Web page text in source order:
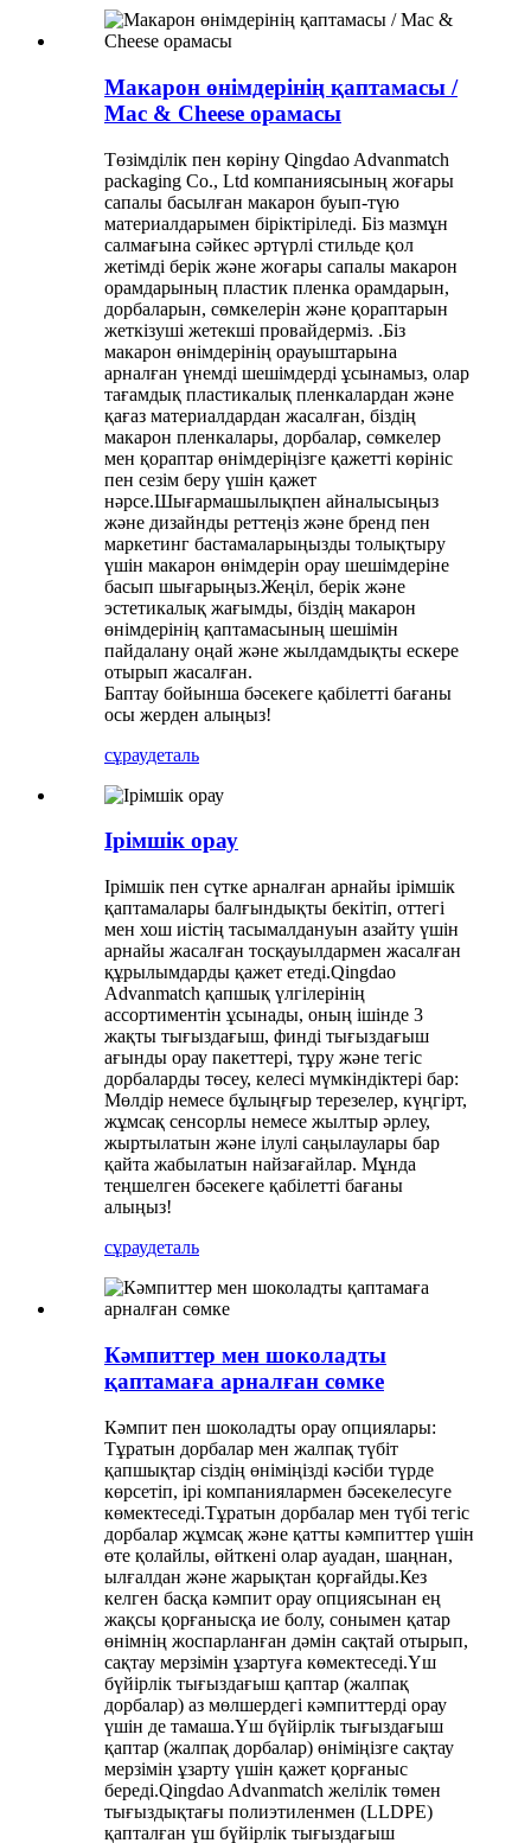
Макарон өнімдерінің қаптамасы /
Mac & Cheese орамасы
Төзімділік пен көріну Qingdao Advanmatch
packaging Co., Ltd компаниясының жоғары
сапалы басылған макарон буып-түю
материалдарымен біріктіріледі. Біз мазмұн
салмағына сәйкес әртүрлі стильде қол
жетімді берік және жоғары сапалы макарон
орамдарының пластик пленка орамдарын,
дорбаларын, сөмкелерін және қораптарын
жеткізуші жетекші провайдерміз. .Біз
макарон өнімдерінің орауыштарына
арналған үнемді шешімдерді ұсынамыз, олар
тағамдық пластикалық пленкалардан және
қағаз материалдардан жасалған, біздің
макарон пленкалары, дорбалар, сөмкелер
мен қораптар өнімдеріңізге қажетті көрініс
пен сезім беру үшін қажет
нәрсе.Шығармашылықпен айналысыңыз
және дизайнды реттеңіз және бренд пен
маркетинг бастамаларыңызды толықтыру
үшін макарон өнімдерін орау шешімдеріне
басып шығарыңыз.Жеңіл, берік және
эстетикалық жағымды, біздің макарон
өнімдерінің қаптамасының шешімін
пайдалану оңай және жылдамдықты ескере
отырып жасалған.
Баптау бойынша бәсекеге қабілетті бағаны
осы жерден алыңыз!
сұраудеталь
Ірімшік орау
Ірімшік пен сүтке арналған арнайы ірімшік
қаптамалары балғындықты бекітіп, оттегі
мен хош иістің тасымалдануын азайту үшін
арнайы жасалған тосқауылдармен жасалған
құрылымдарды қажет етеді.Qingdao
Advanmatch қапшық үлгілерінің
ассортиментін ұсынады, оның ішінде 3
жақты тығыздағыш, финді тығыздағыш
ағынды орау пакеттері, тұру және тегіс
дорбаларды төсеу, келесі мүмкіндіктері бар:
Мөлдір немесе бұлыңғыр терезелер, күңгірт,
жұмсақ сенсорлы немесе жылтыр әрлеу,
жыртылатын және ілулі саңылаулары бар
қайта жабылатын найзағайлар. Мұнда
теңшелген бәсекеге қабілетті бағаны
алыңыз!
сұраудеталь
Кәмпиттер мен шоколадты
қаптамаға арналған сөмке
Кәмпит пен шоколадты орау опциялары:
Тұратын дорбалар мен жалпақ түбіт
қапшықтар сіздің өніміңізді кәсіби түрде
көрсетіп, ірі компаниялармен бәсекелесуге
көмектеседі.Тұратын дорбалар мен түбі тегіс
дорбалар жұмсақ және қатты кәмпиттер үшін
өте қолайлы, өйткені олар ауадан, шаңнан,
ылғалдан және жарықтан қорғайды.Кез
келген басқа кәмпит орау опциясынан ең
жақсы қорғанысқа ие болу, сонымен қатар
өнімнің жоспарланған дәмін сақтай отырып,
сақтау мерзімін ұзартуға көмектеседі.Үш
бүйірлік тығыздағыш қаптар (жалпақ
дорбалар) аз мөлшердегі кәмпиттерді орау
үшін де тамаша.Үш бүйірлік тығыздағыш
қаптар (жалпақ дорбалар) өніміңізге сақтау
мерзімін ұзарту үшін қажет қорғаныс
береді.Qingdao Advanmatch желілік төмен
тығыздықтағы полиэтиленмен (LLDPE)
қапталған үш бүйірлік тығыздағыш